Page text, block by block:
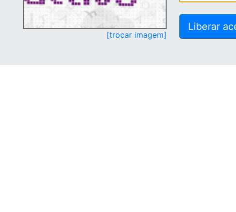
[trocar imagem]